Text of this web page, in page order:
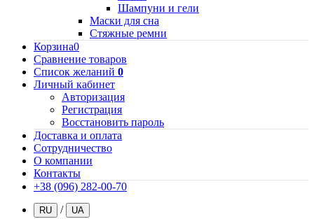
Шампуни и гели
Маски для сна
Стяжные ремни
Корзина0
Сравнение товаров
Список желаний 0
Личный кабинет
Авторизация
Регистрация
Восстановить пароль
Доставка и оплата
Сотрудничество
О компании
Контакты
+38 (096) 282-00-70
RU / UA